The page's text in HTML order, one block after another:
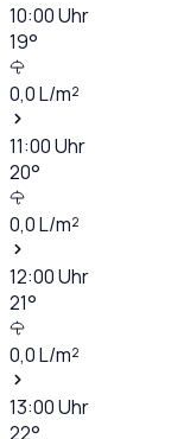
10:00Uhr
19°
0,0L/m²
11:00Uhr
20°
0,0L/m²
12:00Uhr
21°
0,0L/m²
13:00Uhr
22°